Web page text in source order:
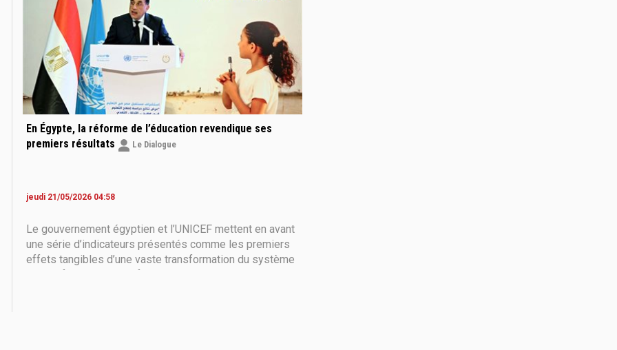
En Égypte, la réforme de l’éducation revendique ses
premiers résultats
Le Dialogue
jeudi 21/05/2026 04:58
Le gouvernement égyptien et l’UNICEF mettent en avant
une série d’indicateurs présentés comme les premiers
effets tangibles d’une vaste transformation du système